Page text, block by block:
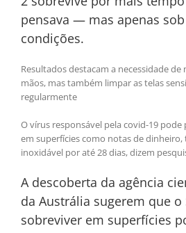
pensava — mas apenas
condições.
Resultados destacam a necessidade de
mãos, mas também limpar as telas
regularmente
O vírus responsável pela covid-19 pode
em superfícies como notas de dinheiro,
inoxidável por até 28 dias, dizem
A descoberta da agência
da Austrália sugerem que o
sobreviver em superfícies